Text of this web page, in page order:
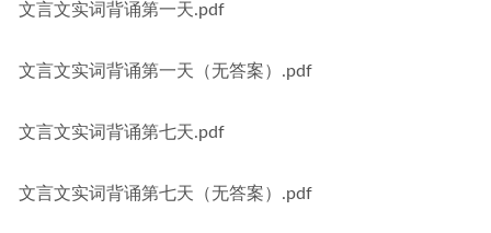
文言文实词背诵第一天.pdf
文言文实词背诵第一天（无答案）.pdf
文言文实词背诵第七天.pdf
文言文实词背诵第七天（无答案）.pdf